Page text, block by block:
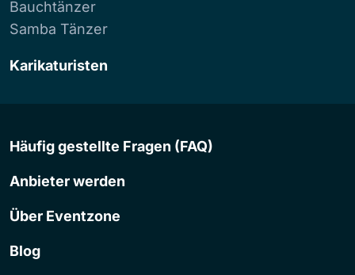
Bauchtänzer
Samba Tänzer
Karikaturisten
Häufig gestellte Fragen (FAQ)
Anbieter werden
Über Eventzone
Blog